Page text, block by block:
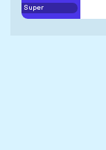
Super